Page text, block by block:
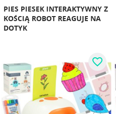
PIES PIESEK INTERAKTYWNY Z
KOŚCIĄ ROBOT REAGUJE NA
DOTYK
favorite_border